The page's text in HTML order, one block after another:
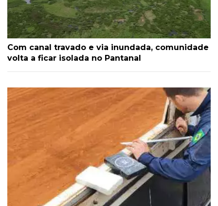
Com canal travado e via inundada, comunidade
volta a ficar isolada no Pantanal